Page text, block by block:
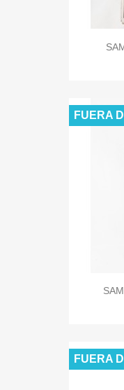
FUERA
FUERA